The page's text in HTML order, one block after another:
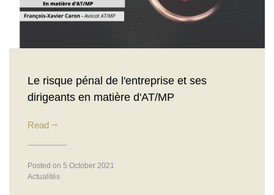
Le risque pénal de l'entreprise et ses
dirigeants en matière d'AT/MP
Read
Posted on 5 October 2021
Actualités